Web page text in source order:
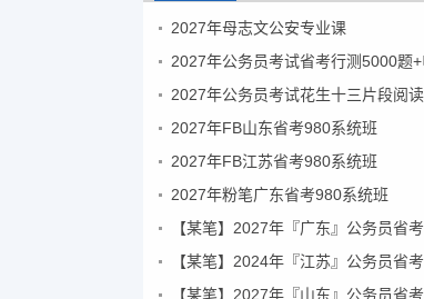
2027年母志文公安专业课
2027年FB山东省考980系统班
2027年FB江苏省考980系统班
2027年粉笔广东省考980系统班
【某笔】2027年『广东』公务员省考
【某笔】2024年『江苏』公务员省考
【某笔】2027年『山东』公务员省考